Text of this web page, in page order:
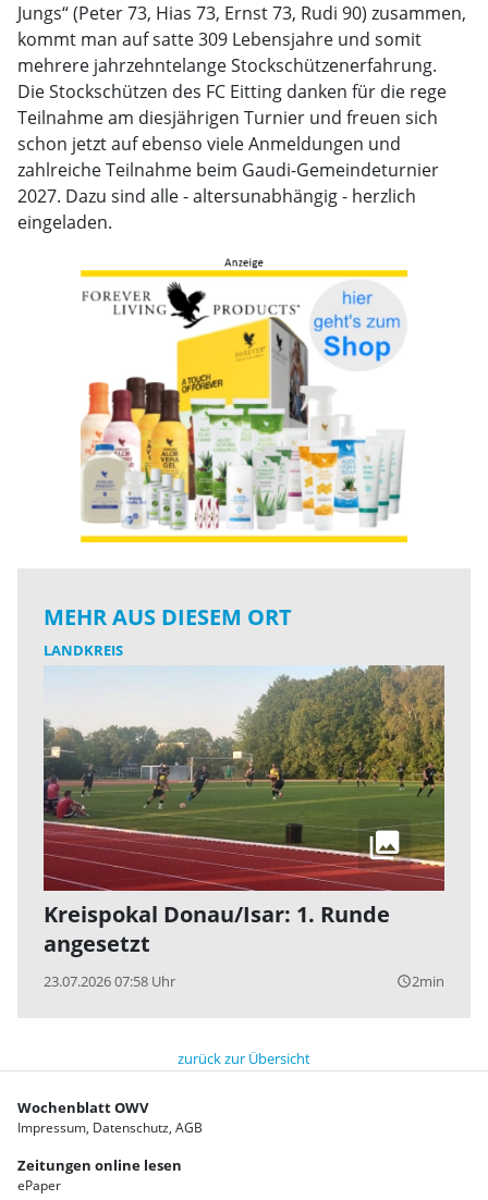
Jungs“ (Peter 73, Hias 73, Ernst 73, Rudi 90) zusammen,
kommt man auf satte 309 Lebensjahre und somit
mehrere jahrzehntelange Stockschützenerfahrung.
Die Stockschützen des FC Eitting danken für die rege
Teilnahme am diesjährigen Turnier und freuen sich
schon jetzt auf ebenso viele Anmeldungen und
zahlreiche Teilnahme beim Gaudi-Gemeindeturnier
2027. Dazu sind alle - altersunabhängig - herzlich
eingeladen.
MEHR AUS DIESEM ORT
LANDKREIS
Kreispokal Donau/Isar: 1. Runde
angesetzt
23.07.2026 07:58 Uhr query_builder2min
zurück zur Übersicht
Wochenblatt OWV
Impressum Datenschutz AGB
Zeitungen online lesen
ePaper